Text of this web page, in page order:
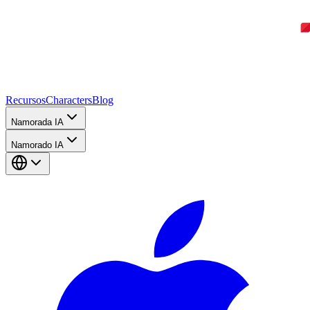
RecursosCharactersBlog
Namorada IA
Namorado IA